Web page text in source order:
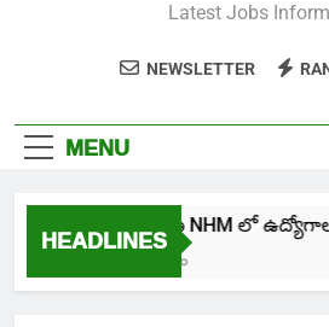
Latest Jobs
NEWSLETTER
MENU
HEADLINES
తెలంగాణ NHM లో